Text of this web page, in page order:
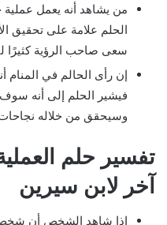
من يشاهد أنه يعمل
الحلم علامة على تحقيق
سعى صاحب الرؤية كثيرًا
إن رأى الحالم في المنام
فيشير الحلم إلى أنه
وسيحقق من خلاله
تفسير حلم
آخر لابن سيرين
إذا شاهد الشخص أن